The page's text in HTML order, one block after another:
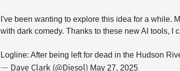
I've been wanting to explore this idea for a while.
with dark comedy. Thanks to these new AI tools, I
Logline: After being left for dead in the Hudson
— Dave Clark (@Diesol) May 27, 2025